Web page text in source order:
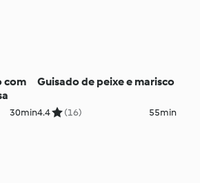
com
30min
Guisado de peixe e marisco
4.4 (16) 55min